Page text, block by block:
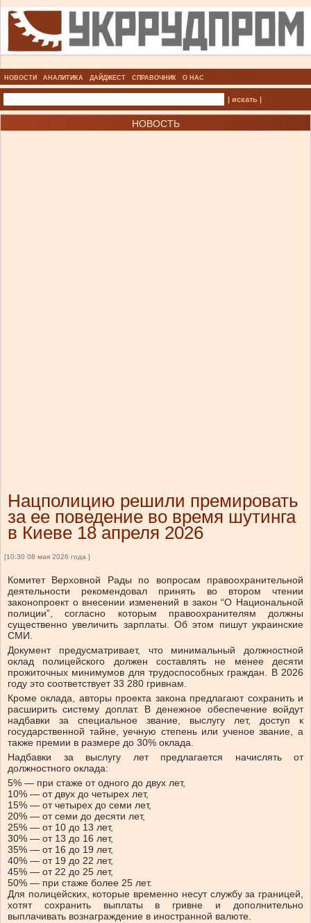
НОВОСТИ АНАЛИТИКА ДАЙДЖЕСТ СПРАВОЧНИК О НАС
| искать |
НОВОСТЬ
Нацполицию решили премировать
за ее поведение во время шутинга
в Киеве 18 апреля 2026
[10:30 08 мая 2026 года ]
Комитет Верховной Рады по вопросам правоохранительной
деятельности рекомендовал принять во втором чтении
законопроект о внесении изменений в закон “О Национальной
полиции”, согласно которым правоохранителям должны
существенно увеличить зарплаты. Об этом пишут украинские
СМИ.
Документ предусматривает, что минимальный должностной
оклад полицейского должен составлять не менее десяти
прожиточных минимумов для трудоспособных граждан. В 2026
году это соответствует 33 280 гривнам.
Кроме оклада, авторы проекта закона предлагают сохранить и
расширить систему доплат. В денежное обеспечение войдут
надбавки за специальное звание, выслугу лет, доступ к
государственной тайне, уечную степень или ученое звание, а
также премии в размере до 30% оклада.
Надбавки за выслугу лет предлагается начислять от
должностного оклада:
5% — при стаже от одного до двух лет,
10% — от двух до четырех лет,
15% — от четырех до семи лет,
20% — от семи до десяти лет,
25% — от 10 до 13 лет,
30% — от 13 до 16 лет,
35% — от 16 до 19 лет,
40% — от 19 до 22 лет,
45% — от 22 до 25 лет,
50% — при стаже более 25 лет.
Для полицейских, которые временно несут службу за границей,
хотят сохранить выплаты в гривне и дополнительно
выплачивать вознаграждение в иностранной валюте.